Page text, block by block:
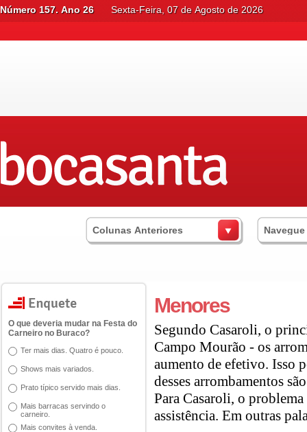
Número 157. Ano 26 Sexta-Feira, 07 de Agosto de 2026
Colunas Anteriores
O que deveria mudar na Festa do
Carneiro no Buraco?
Ter mais dias. Quatro é pouco.
Shows mais variados.
Prato típico servido mais dias.
Mais barracas servindo o
carneiro.
Mais convites à venda.
Menores
Segundo Casaroli, o
Campo Mourão - os
aumento de efetivo. Isso
desses arrombamentos
Para Casaroli, o
assistência. Em outras